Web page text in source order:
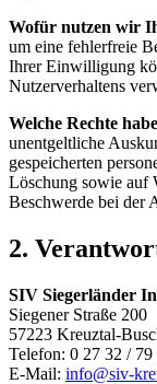
Wofür nutzen wir
um eine fehlerfreie
Ihrer Einwilligung
Nutzerverhaltens
Welche Rechte
unentgeltliche
gespeicherten
Löschung sowie auf
Beschwerde bei der
2.
SIV Siegerländer
Siegener Straße 200
57223 Kreuztal-
Telefon: 0 27 32 / 79
E-Mail: info@siv-